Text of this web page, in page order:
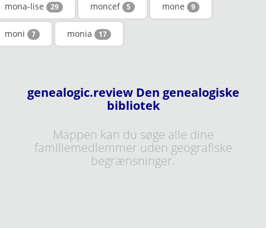
mona-lise 29 moncef 5 mone 9
moni 7 monia 17
genealogic.review Den genealogiske
bibliotek
Mappen kan du søge alle dine
familiemedlemmer uden geografiske
begrænsninger.